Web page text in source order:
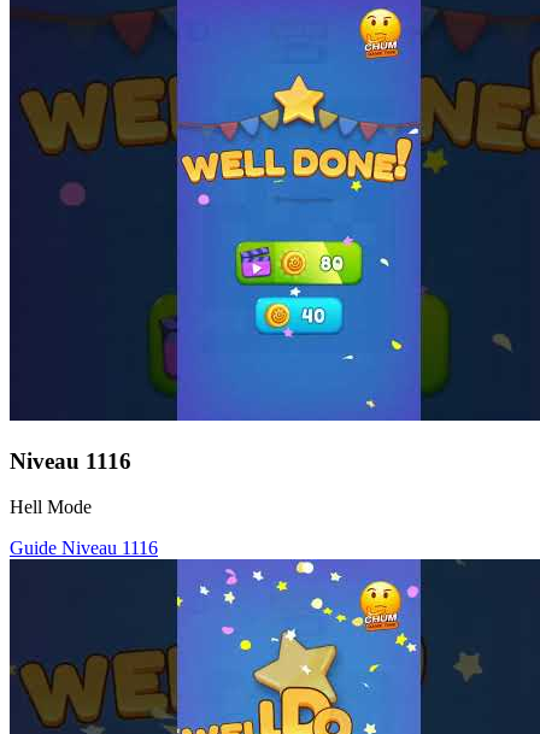
Niveau 1116
Hell Mode
Guide Niveau 1116